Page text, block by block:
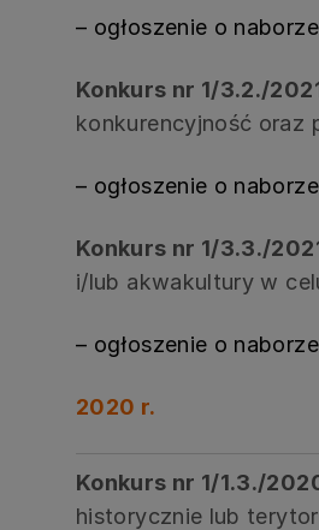
– ogłoszenie o
Konkurs nr 1/3.2./
konkurencyjność oraz
– ogłoszenie o
Konkurs nr 1/3.3./
i/lub akwakultury w
– ogłoszenie o
2020 r.
Konkurs nr 1/1.3./
historycznie lub